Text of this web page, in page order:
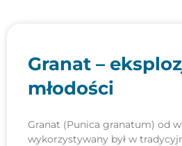
Granat –
młodości
Granat (Punica granatum) od
wykorzystywany był w